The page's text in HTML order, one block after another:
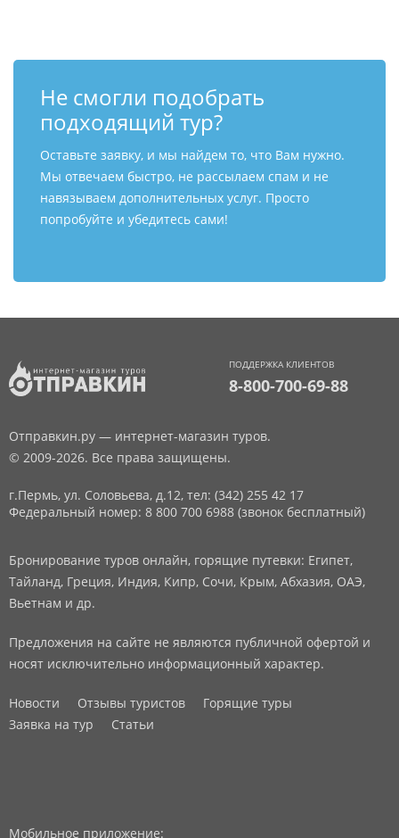
Не смогли подобрать
подходящий тур?
Оставьте заявку, и мы найдем то, что Вам нужно.
Мы отвечаем быстро, не рассылаем спам и не
навязываем дополнительных услуг. Просто
попробуйте и убедитесь сами!
ПОДДЕРЖКА КЛИЕНТОВ
8-800-700-69-88
Отправкин.ру — интернет-магазин туров.
© 2009-2026. Все права защищены.
г.Пермь, ул. Соловьева, д.12, тел: (342) 255 42 17
Федеральный номер: 8 800 700 6988 (звонок бесплатный)
Бронирование туров онлайн, горящие путевки: Египет,
Тайланд, Греция, Индия, Кипр, Сочи, Крым, Абхазия, ОАЭ,
Вьетнам и др.
Предложения на сайте не являются публичной офертой и
носят исключительно информационный характер.
Новости Отзывы туристов
Горящие туры
Заявка на тур
Статьи
Мобильное приложение: